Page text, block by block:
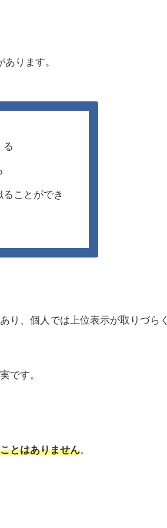
ります。
る
ことができ
り、個人では上位表示が取りづらく
です。
とはありません。